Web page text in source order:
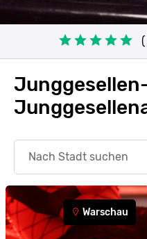
Search
Warschau